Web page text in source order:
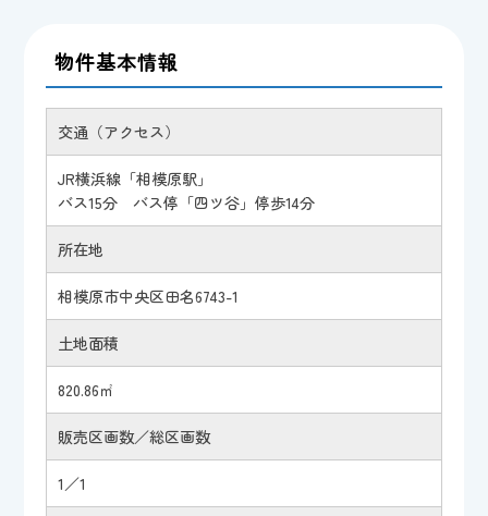
物件基本情報
交通（アクセス）
JR横浜線「相模原駅」
バス15分 バス停「四ツ谷」停歩14分
所在地
相模原市中央区田名6743-1
土地面積
820.86㎡
販売区画数／総区画数
1／1